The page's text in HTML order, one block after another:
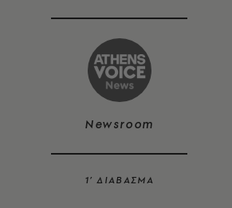
Newsroom
1’ ΔΙΑΒΑΣΜΑ